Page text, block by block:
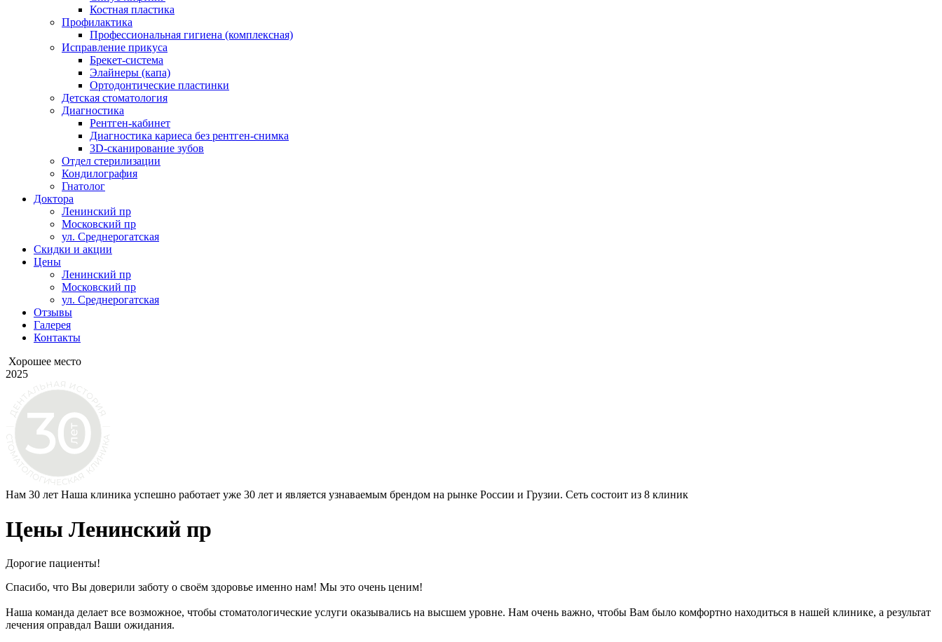
Костная пластика
Профилактика
Профессиональная гигиена (комплексная)
Исправление прикуса
Брекет-система
Элайнеры (капа)
Ортодонтические пластинки
Детская стоматология
Диагностика
Рентген-кабинет
Диагностика кариеса без рентген-снимка
3D-сканирование зубов
Отдел стерилизации
Кондилография
Гнатолог
Доктора
Ленинский пр
Московский пр
ул. Среднерогатская
Скидки и акции
Цены
Ленинский пр
Московский пр
ул. Среднерогатская
Отзывы
Галерея
Контакты
Хорошее место
2025
Нам 30 лет Наша клиника успешно работает уже 30 лет и является узнаваемым брендом на рынке России и Грузии. Сеть состоит из 8 клиник
Цены Ленинский пр
Дорогие пациенты!
Спасибо, что Вы доверили заботу о своём здоровье именно нам! Мы это очень ценим!
Наша команда делает все возможное, чтобы стоматологические услуги оказывались на высшем уровне. Нам очень важно, чтобы Вам было комфортно находиться в нашей клинике, а результат
лечения оправдал Ваши ожидания.